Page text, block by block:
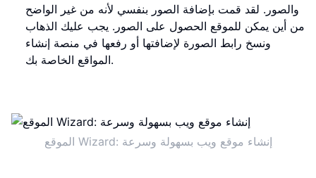
والصور. لقد قمت بإضافة الصور بنفسي لأنه من غير الواضح
من أين يمكن للموقع الحصول على الصور. يجب عليك الذهاب
ونسخ رابط الصورة لإضافتها أو رفعها في منصة إنشاء
المواقع الخاصة بك.
الموقع Wizard: إنشاء موقع ويب بسهولة وسرعة